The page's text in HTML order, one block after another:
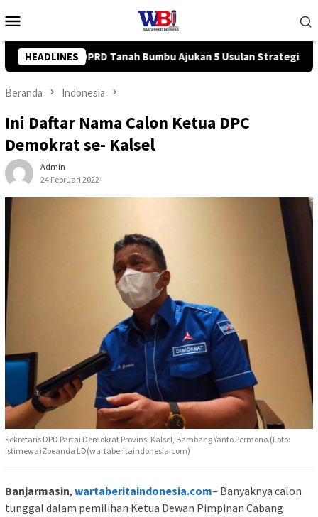
ke
Mobile
HEADLINES
Usulan Strategis ke BPJN Tingkatkan Kompetensi
Beranda Indonesia
Ini Daftar Nama Calon Ketua DPC
Demokrat se- Kalsel
Admin
24 Februari 2022
Sekretaris DPD Partai Demokrat Provinsi Kalsel, Bambang Yanto Permono.(Foto:
Istimewa)Zoeanda LD(wartaberitaindonesia.com)
Banjarmasin, wartaberitaindonesia.com– Banyaknya calon
tunggal dalam pemilihan Ketua Dewan Pimpinan Cabang